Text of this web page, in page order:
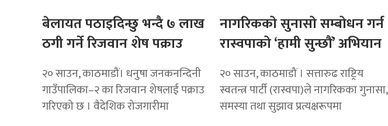
बेलायत पठाइदिन्छु भन्दै ७ लाख
ठगी गर्ने रिजवान शेष पक्राउ
२० साउन, काठमाडौं। धनुषा जनकनन्दिनी
गाउँपालिका–२ का रिजवान शेषलाई पक्राउ
गरिएको छ । वैदेशिक रोजगारीमा
नागरिकको सुनासो सम्बोधन गर्न
रास्वपाको ‘हामी सुन्छौं’ अभियान
२० साउन, काठमाडौं । सत्तारुढ राष्ट्रिय
स्वतन्त्र पार्टी (रास्वपा)ले नागरिकका गुनासा,
समस्या तथा सुझाव प्रत्यक्षरूपमा